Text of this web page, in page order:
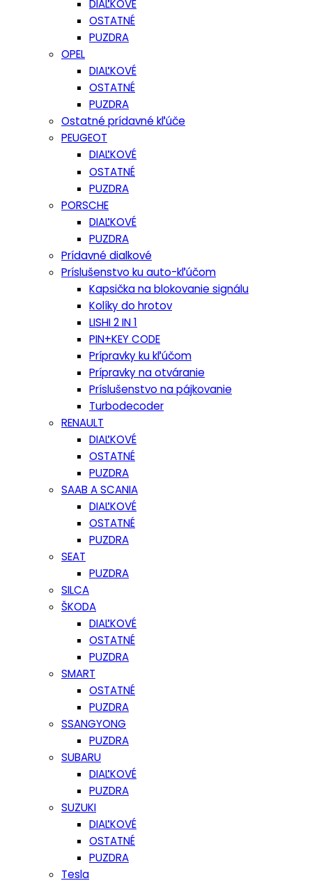
DIAĽKOVÉ
OSTATNÉ
PUZDRA
OPEL
DIAĽKOVÉ
OSTATNÉ
PUZDRA
Ostatné prídavné kľúče
PEUGEOT
DIAĽKOVÉ
OSTATNÉ
PUZDRA
PORSCHE
DIAĽKOVÉ
PUZDRA
Prídavné dialkové
Príslušenstvo ku auto-kľúčom
Kapsička na blokovanie signálu
Kolíky do hrotov
LISHI 2 IN 1
PIN+KEY CODE
Prípravky ku kľúčom
Prípravky na otváranie
Príslušenstvo na pájkovanie
Turbodecoder
RENAULT
DIAĽKOVÉ
OSTATNÉ
PUZDRA
SAAB A SCANIA
DIAĽKOVÉ
OSTATNÉ
PUZDRA
SEAT
PUZDRA
SILCA
ŠKODA
DIAĽKOVÉ
OSTATNÉ
PUZDRA
SMART
OSTATNÉ
PUZDRA
SSANGYONG
PUZDRA
SUBARU
DIAĽKOVÉ
PUZDRA
SUZUKI
DIAĽKOVÉ
OSTATNÉ
PUZDRA
Tesla